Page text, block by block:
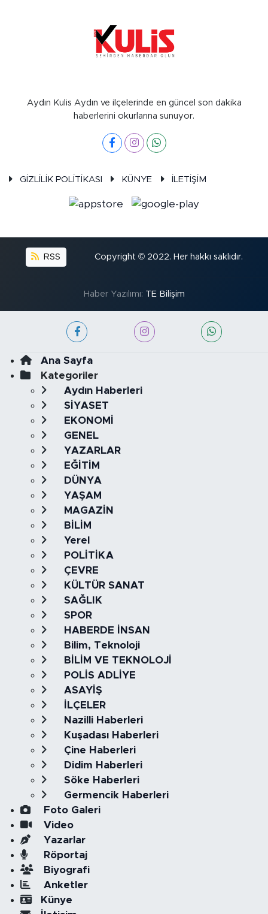
Aydın Kulis Aydın ve ilçelerinde en güncel son dakika
haberlerini okurlarına sunuyor.
GİZLİLİK POLİTİKASI KÜNYE İLETİŞİM
RSS Copyright © 2022. Her hakkı saklıdır.
Haber Yazılımı: TE Bilişim
Ana Sayfa
Kategoriler
Aydın Haberleri
SİYASET
EKONOMİ
GENEL
YAZARLAR
EĞİTİM
DÜNYA
YAŞAM
MAGAZİN
BİLİM
Yerel
POLİTİKA
ÇEVRE
KÜLTÜR SANAT
SAĞLIK
SPOR
HABERDE İNSAN
Bilim, Teknoloji
BİLİM VE TEKNOLOJİ
POLİS ADLİYE
ASAYİŞ
İLÇELER
Nazilli Haberleri
Kuşadası Haberleri
Çine Haberleri
Didim Haberleri
Söke Haberleri
Germencik Haberleri
Foto Galeri
Video
Yazarlar
Röportaj
Biyografi
Anketler
Künye